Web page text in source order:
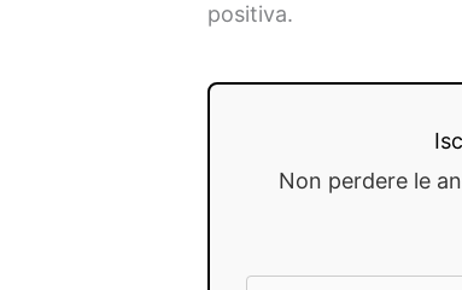
positiva.
Non perdere le